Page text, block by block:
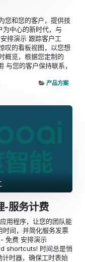
您和您的客户，提供技
为中心的新时代，与
排演示 跟踪客户工
叹的看板视图，以您想
概览，根据您定制的
与您的客户保持联系，
产品方案
-服务计费
用程序，让您的团队能
时间，并简化服务发票
免费 安排演示
shortcuts! 时间总是悄
时器，确保工时表始